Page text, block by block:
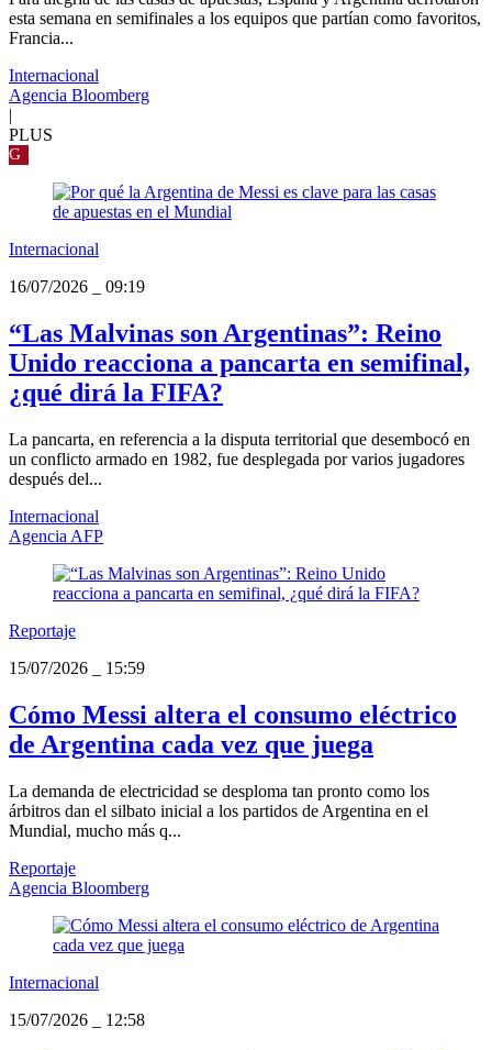
esta semana en semifinales a los equipos que partían como favoritos,
Francia...
Internacional
Agencia Bloomberg
|
PLUS
G
Internacional
16/07/2026
09:19
“Las Malvinas son Argentinas”: Reino
Unido reacciona a pancarta en semifinal,
¿qué dirá la FIFA?
La pancarta, en referencia a la disputa territorial que desembocó en
un conflicto armado en 1982, fue desplegada por varios jugadores
después del...
Internacional
Agencia AFP
Reportaje
15/07/2026
15:59
Cómo Messi altera el consumo eléctrico
de Argentina cada vez que juega
La demanda de electricidad se desploma tan pronto como los
árbitros dan el silbato inicial a los partidos de Argentina en el
Mundial, mucho más q...
Reportaje
Agencia Bloomberg
Internacional
15/07/2026
12:58